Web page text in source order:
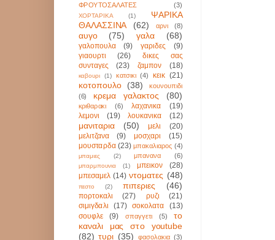
ΦΡΟΥΤΟΣΑΛΑΤΕΣ (3)
ΧΟΡΤΑΡΙΚΑ (1)
ΨΑΡΙΚΑ
ΘΑΛΑΣΣΙΝΑ
(62) αρνι (8)
αυγο (75) γαλα (68)
γαλοπουλα (9) γαριδες
(9)
γιαουρτι
(26)
δικες σας
συνταγες
(23) ζαμπον (18)
καβουρι (1) κατσικι (4) κεικ (21)
κοτοπουλο (38)
κουνουπιδι
(6)
κρεμα γαλακτος (80)
κριθαρακι (6) λαχανικα
(19)
λεμονι
(19) λουκανικα (12)
μανιταρια (50) μελι
(20)
μελιτζανα
(9) μοσχαρι
(15)
μουσταρδα (23) μπακαλιαρος (4)
μπαμιες (2) μπανανα (6)
μπαρμπουνια (1) μπεικον
(28)
μπεσαμελ (14) ντοματες (48)
πεστο (2) πιπεριες (46)
πορτοκαλι (27) ρυζι
(21)
σιμιγδαλι
(17) σοκολατα
(13)
σουφλε
(9) σπαγγετι (5)
το
καναλι μας στο youtube
(82) τυρι (35) φασολακια (3)